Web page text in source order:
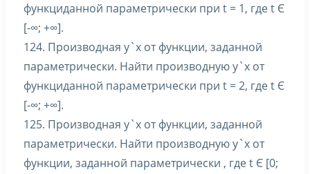
функциданной параметрически при t = 1, где t Є
[-∞; +∞].
124. Производная y`x от функции, заданной
параметрически. Найти производную y`x от
функциданной параметрически при t = 2, где t Є
[-∞; +∞].
125. Производная y`x от функции, заданной
параметрически. Найти производную y`x от
функции, заданной параметрически , где t Є [0;